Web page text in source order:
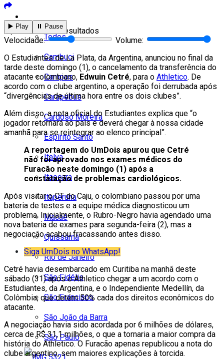
Todos
Cambuci
Campos
Carapebus
Cardoso Moreira
Espírito Santo
Italva
Itaocara
Itaperuna
Macaé
Quissamã
Rio de Janeiro
São Fidélis
São Francisco
São João da Barra
São Paulo
Ver todos os resultados
▶️ Play ⏸️ Pause
Velocidade:
Volume:
O Estudiantes de La Plata, da Argentina, anunciou no final da
tarde deste domingo (1), o cancelamento da transferência do
atacante colombiano, Edwuin Cetré, para o Athletico. De
acordo com o clube argentino, a operação foi derrubada após
“divergências de última hora entre os dois clubes”.
Além disso, a nota oficial do Estudiantes explica que “o
jogador retornará ao país e deverá chegar à nossa cidade
amanhã para se reintegrar ao elenco principal”.
A reportagem do UmDois apurou que Cetré
não foi aprovado nos exames médicos do
Furacão neste domingo (1) após a
constatação de problemas cardiológicos.
Após visitar o CT do Caju, o colombiano passou por uma
bateria de testes e a equipe médica diagnosticou um
problema. Inicialmente, o Rubro-Negro havia agendado uma
nova bateria de exames para segunda-feira (2), mas a
negociação acabou fracassando antes disso.
Siga UmDois no WhatsApp!
Cetré havia desembarcado em Curitiba na manhã deste
sábado (31) após o Athletico chegar a um acordo com o
Estudiantes, da Argentina, e o Independiente Medellín, da
Colômbia, que detém 50% cada dos direitos econômicos do
atacante.
A negociação havia sido acordada por 6 milhões de dólares,
cerca de R$ 31,1 milhões, o que a tornaria a maior compra da
história do Athletico. O Furacão apenas republicou a nota do
clube argentino, sem maiores explicações à torcida.